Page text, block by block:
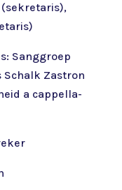
Sanggroep
Schalk Zastron
a cappella-